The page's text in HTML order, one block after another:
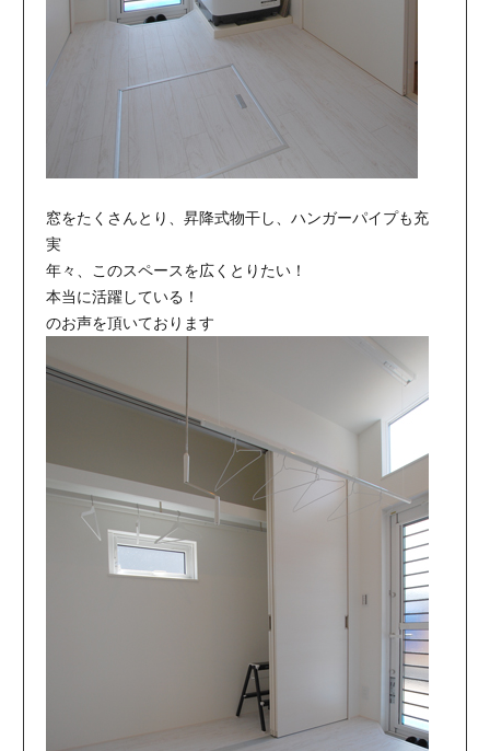
窓をたくさんとり、昇降式物干し、ハンガーパイプも充
実
年々、このスペースを広くとりたい！
本当に活躍している！
のお声を頂いております